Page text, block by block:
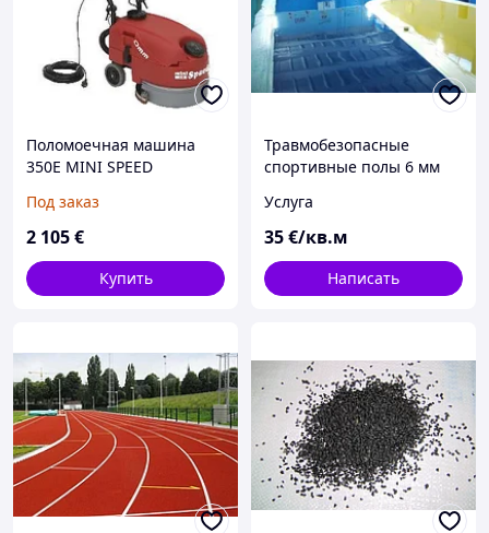
Поломоечная машина
350E MINI SPEED
Под заказ
2 105€
Купить
Травмобезопасные
спортивные полы 6 мм
Услуга
35€/кв.м
Написать